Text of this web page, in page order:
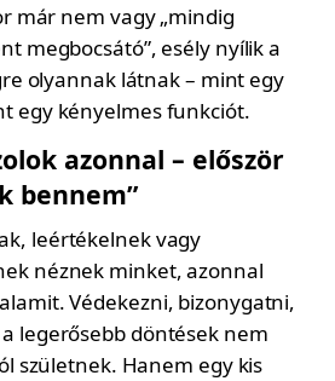
már nem vagy „mindig
megbocsátó”, esély nyílik a
olyannak látnak – mint egy
egy kényelmes funkciót.
azonnal – először
bennem”
leértékelnek vagy
néznek minket, azonnal
Védekezni, bizonygatni,
legerősebb döntések nem
születnek. Hanem egy kis